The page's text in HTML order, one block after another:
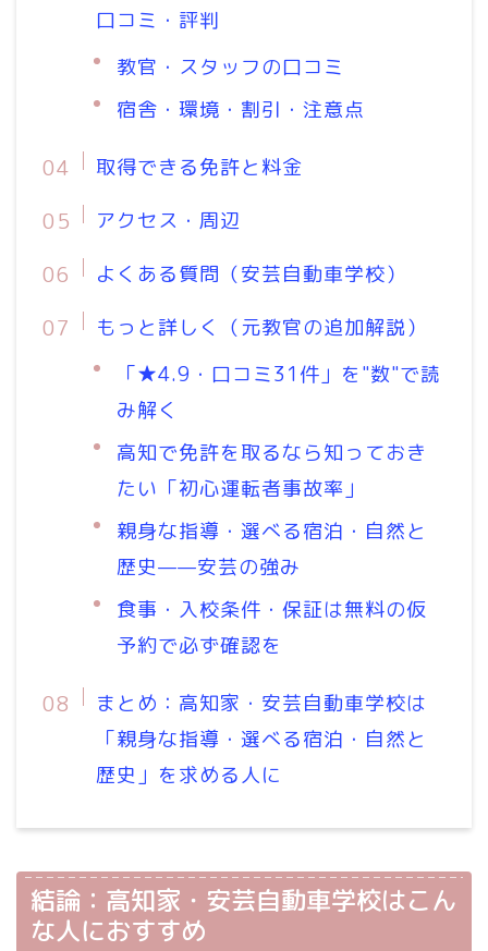
口コミ・評判
教官・スタッフの口コミ
宿舎・環境・割引・注意点
取得できる免許と料金
アクセス・周辺
よくある質問（安芸自動車学校）
もっと詳しく（元教官の追加解説）
「★4.9・口コミ31件」を"数"で読
み解く
高知で免許を取るなら知っておき
たい「初心運転者事故率」
親身な指導・選べる宿泊・自然と
歴史——安芸の強み
食事・入校条件・保証は無料の仮
予約で必ず確認を
まとめ：高知家・安芸自動車学校は
「親身な指導・選べる宿泊・自然と
歴史」を求める人に
結論：高知家・安芸自動車学校はこん
な人におすすめ